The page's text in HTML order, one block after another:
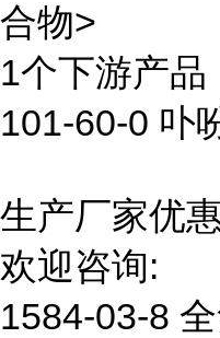
合物>
1个下游产品
101-60-0 卟
生产厂家优
欢迎咨询:
1584-03-8